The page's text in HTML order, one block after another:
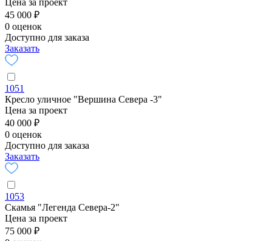
Цена за проект
45 000 ₽
0 оценок
Доступно для заказа
Заказать
1051
Кресло уличное "Вершина Севера -3"
Цена за проект
40 000 ₽
0 оценок
Доступно для заказа
Заказать
1053
Скамья "Легенда Севера-2"
Цена за проект
75 000 ₽